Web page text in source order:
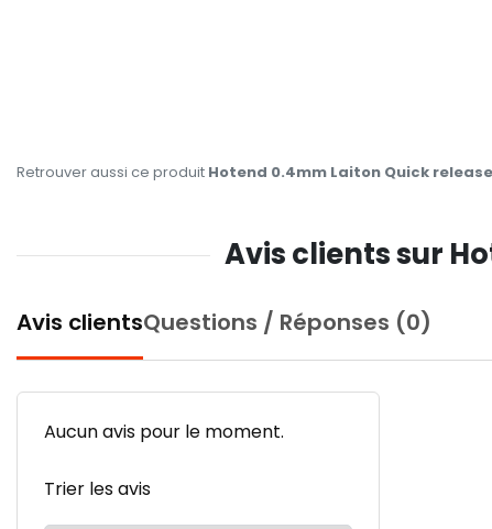
Retrouver aussi ce produit Hotend 0.4mm Laiton Quick
Avis clients sur
Avis clientsQuestions / Réponses (0)
Aucun avis pour le moment.
Trier les avis